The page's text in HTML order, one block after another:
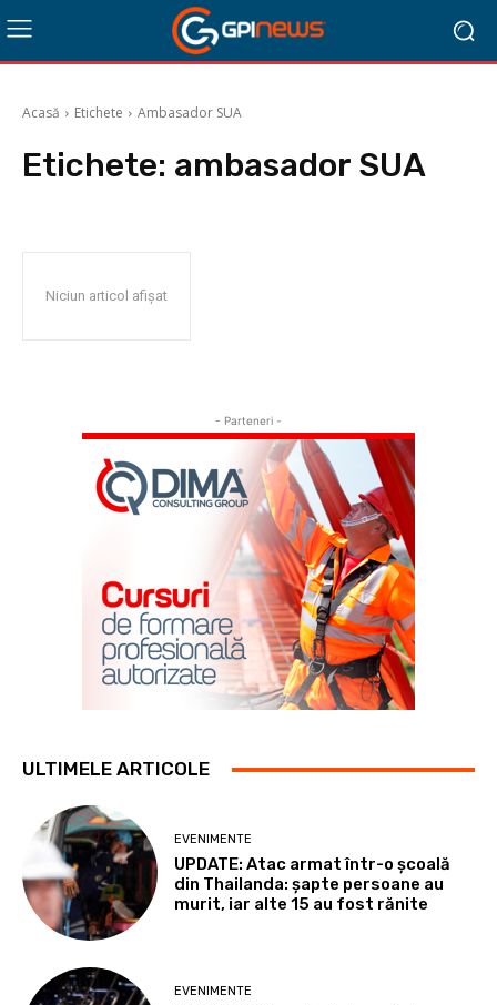
Acasă Etichete Ambasador SUA
Etichete: ambasador SUA
Niciun articol afișat
- Parteneri -
ULTIMELE ARTICOLE
EVENIMENTE
UPDATE: Atac armat într-o școală
din Thailanda: șapte persoane au
murit, iar alte 15 au fost rănite
EVENIMENTE